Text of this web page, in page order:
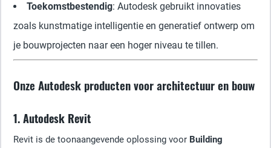
Toekomstbestendig: Autodesk gebruikt innovaties
zoals kunstmatige intelligentie en generatief ontwerp om
je bouwprojecten naar een hoger niveau te tillen.
Onze Autodesk producten voor architectuur en bouw
1. Autodesk Revit
Revit is de toonaangevende oplossing voor Building